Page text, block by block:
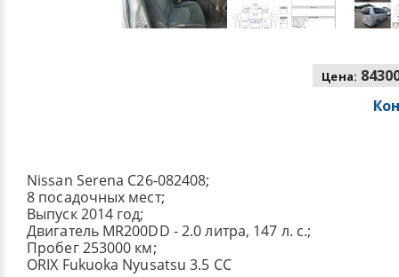
Цена:
Nissan Serena C26-082408;
8 посадочных мест;
Выпуск 2014 год;
Двигатель MR200DD - 2.0 литра, 147 л. с.;
Пробег 253000 км;
ORIX Fukuoka Nyusatsu 3.5 CC